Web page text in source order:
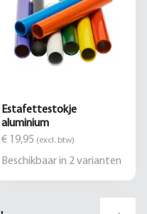
Estafettestokje
aluminium
€ 19,95 (excl. btw)
Beschikbaar in 2varianten